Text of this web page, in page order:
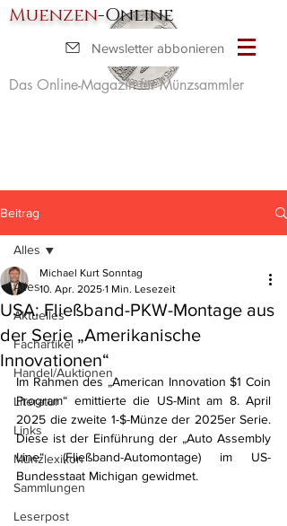
Muenzen-Online
Das Online-Magazin für Münzsammler
Newsletter abbonieren
Beitrag
Alles
Aktuelles
Fachartikel
Handel/Auktionen
Literatur
Links
Münzlexikon
Sammlungen
Leserpost
Alles
USA: Fließband-PKW-Montage aus
der Serie „Amerikanische
Innovationen“
Michael Kurt Sonntag
10. Apr. 2025 1 Min. Lesezeit
Im Rahmen des „American Innovation $1 Coin
Program“ emittierte die US-Mint am 8. April
2025 die zweite 1-$-Münze der 2025er Serie.
Diese ist der Einführung der „Auto Assembly
Line“ (Fließband-Automontage) im US-
Bundesstaat Michigan gewidmet.